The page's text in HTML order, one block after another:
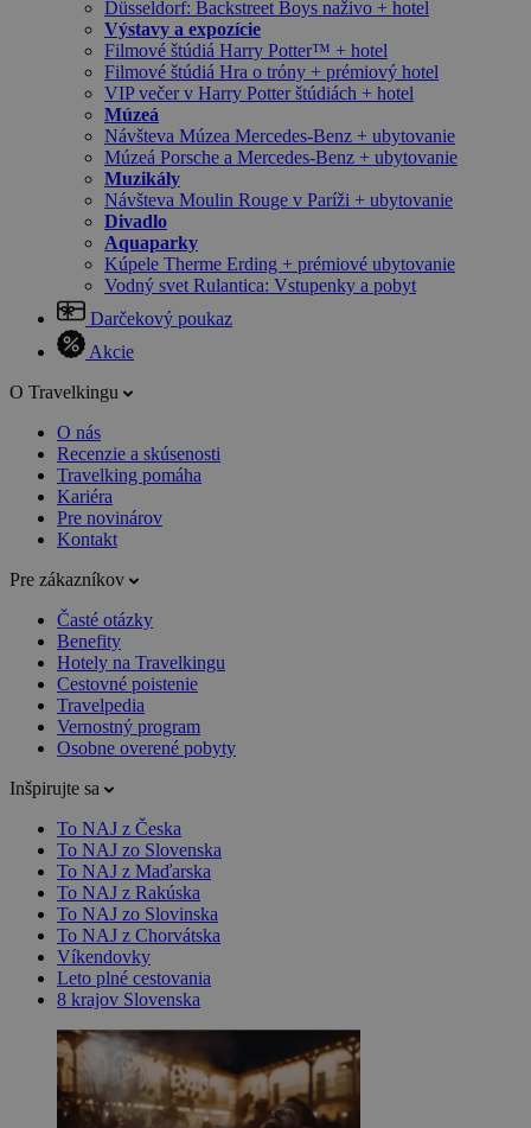
Düsseldorf: Backstreet Boys naživo + hotel
Výstavy a expozície
Filmové štúdiá Harry Potter™ + hotel
Filmové štúdiá Hra o tróny + prémiový hotel
VIP večer v Harry Potter štúdiách + hotel
Múzeá
Návšteva Múzea Mercedes-Benz + ubytovanie
Múzeá Porsche a Mercedes-Benz + ubytovanie
Muzikály
Návšteva Moulin Rouge v Paríži + ubytovanie
Divadlo
Aquaparky
Kúpele Therme Erding + prémiové ubytovanie
Vodný svet Rulantica: Vstupenky a pobyt
Darčekový poukaz
Akcie
O Travelkingu
O nás
Recenzie a skúsenosti
Travelking pomáha
Kariéra
Pre novinárov
Kontakt
Pre zákazníkov
Časté otázky
Benefity
Hotely na Travelkingu
Cestovné poistenie
Travelpedia
Vernostný program
Osobne overené pobyty
Inšpirujte sa
To NAJ z Česka
To NAJ zo Slovenska
To NAJ z Maďarska
To NAJ z Rakúska
To NAJ zo Slovinska
To NAJ z Chorvátska
Víkendovky
Leto plné cestovania
8 krajov Slovenska